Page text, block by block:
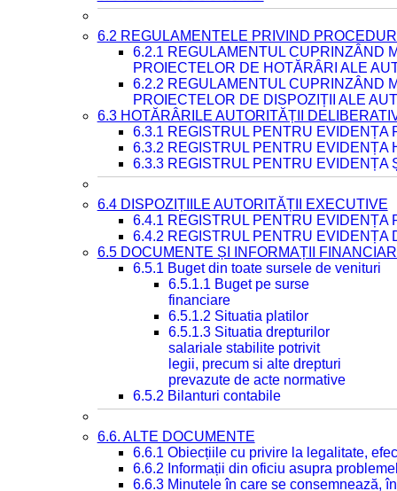
6.2 REGULAMENTELE PRIVIND
6.2.1 REGULAMENTUL CUPRINZÂND
PROIECTELOR DE HOTĂRÂRI ALE
6.2.2 REGULAMENTUL CUPRINZÂND
PROIECTELOR DE DISPOZIȚII ALE
6.3 HOTĂRÂRILE AUTORITĂȚII
6.3.1 REGISTRUL PENTRU EVIDENȚA
6.3.2 REGISTRUL PENTRU EVIDENȚA
6.3.3 REGISTRUL PENTRU EVIDENȚA
6.4 DISPOZIȚIILE AUTORITĂȚII EXECUTIVE
6.4.1 REGISTRUL PENTRU EVIDENȚA
6.4.2 REGISTRUL PENTRU EVIDENȚA
6.5 DOCUMENTE ȘI INFORMAȚII
6.5.1 Buget din toate sursele de venituri
6.5.1.1 Buget pe surse
financiare
6.5.1.2 Situatia platilor
6.5.1.3 Situatia drepturilor
salariale stabilite potrivit
legii, precum si alte drepturi
prevazute de acte normative
6.5.2 Bilanturi contabile
6.6. ALTE DOCUMENTE
6.6.1 Obiecțiile cu privire la legalitate,
6.6.2 Informații din oficiu asupra
6.6.3 Minutele în care se consemnează,